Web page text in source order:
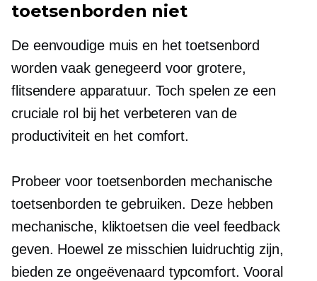
toetsenborden niet
De eenvoudige muis en het toetsenbord
worden vaak genegeerd voor grotere,
flitsendere apparatuur. Toch spelen ze een
cruciale rol bij het verbeteren van de
productiviteit en het comfort.
Probeer voor toetsenborden mechanische
toetsenborden te gebruiken. Deze hebben
mechanische, kliktoetsen die veel feedback
geven. Hoewel ze misschien luidruchtig zijn,
bieden ze ongeëvenaard typcomfort. Vooral